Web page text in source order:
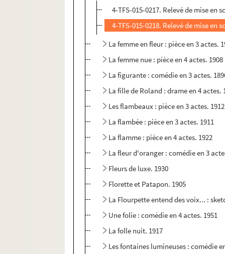
4-TFS-015-0217. Relevé de mise en
4-TFS-015-0218. Relevé de mise en
La femme en fleur : pièce en 3 actes.
La femme nue : pièce en 4 actes. 1908
La figurante : comédie en 3 actes.
La fille de Roland : drame en 4 actes.
Les flambeaux : pièce en 3 actes. 1912
La flambée : pièce en 3 actes. 1911
La flamme : pièce en 4 actes. 1922
La fleur d'oranger : comédie en 3
Fleurs de luxe. 1930
Florette et Patapon. 1905
La Flourpette entend des voix... :
Une folie : comédie en 4 actes. 1951
La folle nuit. 1917
Les fontaines lumineuses : comédie